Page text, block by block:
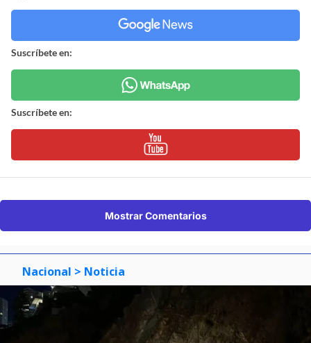
Suscríbete en:
Suscríbete en:
Mostrar Comentarios
Nacional > Noticia